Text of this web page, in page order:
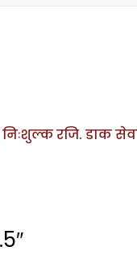
/ निःशुल्क रजि. डाक